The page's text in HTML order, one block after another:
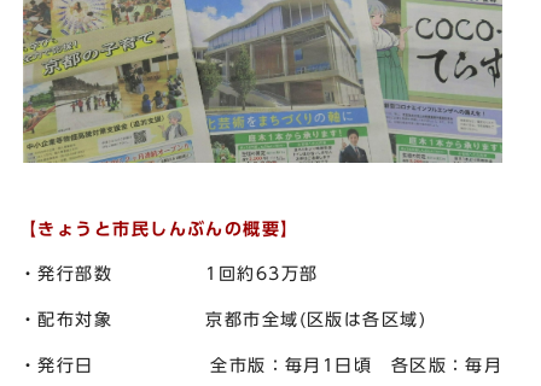
【きょうと市民しんぶんの概要】
・発行部数 1回約63万部
・配布対象 京都市全域(区版は各区域)
・発行日 全市版：毎月1日頃 各区版：毎月